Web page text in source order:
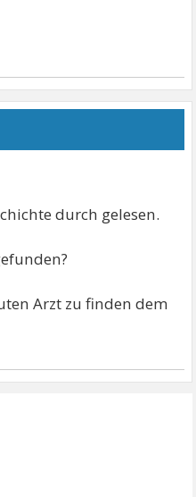
durch gelesen.
Arzt zu finden dem